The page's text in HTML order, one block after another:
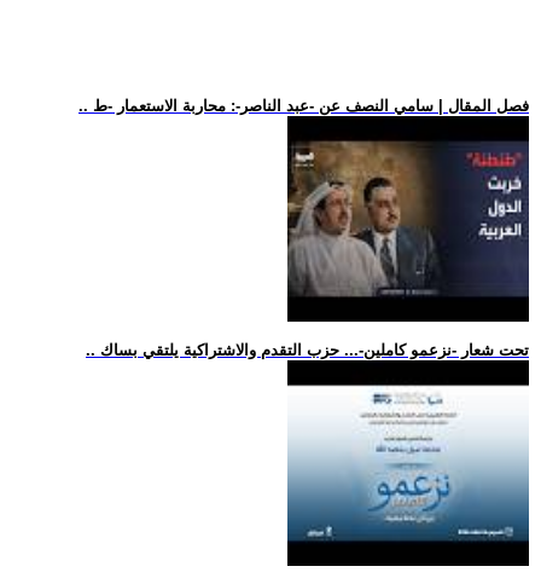
.. فصل المقال | سامي النصف عن -عبد الناصر-: محاربة الاستعمار -ط
.. تحت شعار -نزعمو كاملين-... حزب التقدم والاشتراكية يلتقي بساك